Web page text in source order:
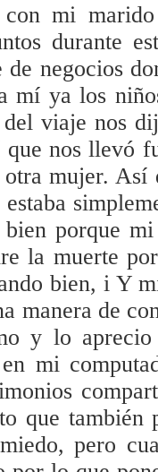
con mi
durante
negocios
mí ya los
viaje nos
nos llevó
mujer. Así
bien porque
la muerte
bien, i Y
manera de
y lo
en mi
que también
pero